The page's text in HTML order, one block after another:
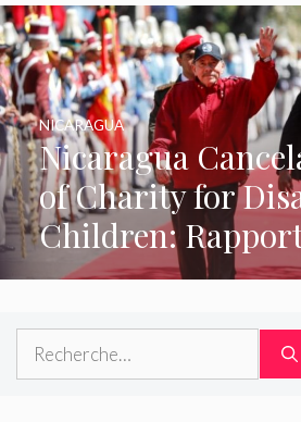
Nicaragua
of Charity for
Children:
NICARAGUA
Rechercher :